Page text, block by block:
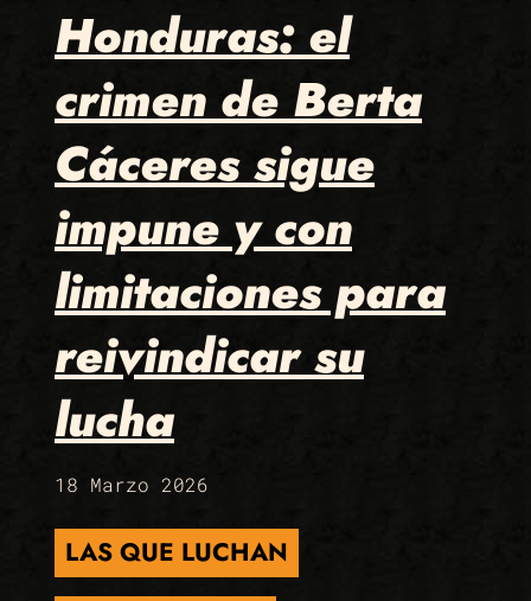
Honduras: el
crimen de Berta
Cáceres sigue
impune y con
limitaciones para
reivindicar su
lucha
18 Marzo 2026
LAS QUE LUCHAN